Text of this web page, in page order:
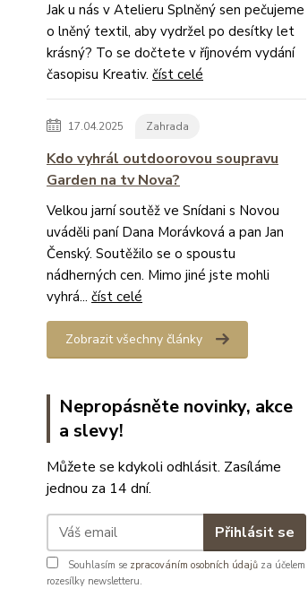
Jak u nás v Atelieru Splněný sen pečujeme
o lněný textil, aby vydržel po desítky let
krásný? To se dočtete v říjnovém vydání
časopisu Kreativ. číst celé
17.04.2025 Zahrada
Kdo vyhrál outdoorovou soupravu
Garden na tv Nova?
Velkou jarní soutěž ve Snídani s Novou
uváděli paní Dana Morávková a pan Jan
Čenský. Soutěžilo se o spoustu
nádherných cen. Mimo jiné jste mohli
vyhrá... číst celé
Zobrazit všechny články
Nepropásněte novinky, akce
a slevy!
Můžete se kdykoli odhlásit. Zasíláme
jednou za 14 dní.
Přihlásit se
Souhlasím se zpracováním osobních údajů za účelem
rozesílky newsletteru.